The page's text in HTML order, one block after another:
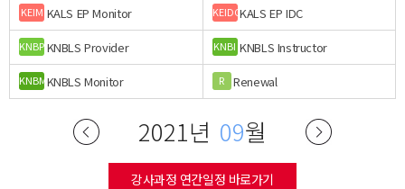
KEIM KALS EP Monitor KEIDCKALS EP IDC
KNBPKNBLS Provider KNBI KNBLS Instructor
KNBMKNBLS Monitor R Renewal
2021년 09월
강사과정 연간일정 바로가기